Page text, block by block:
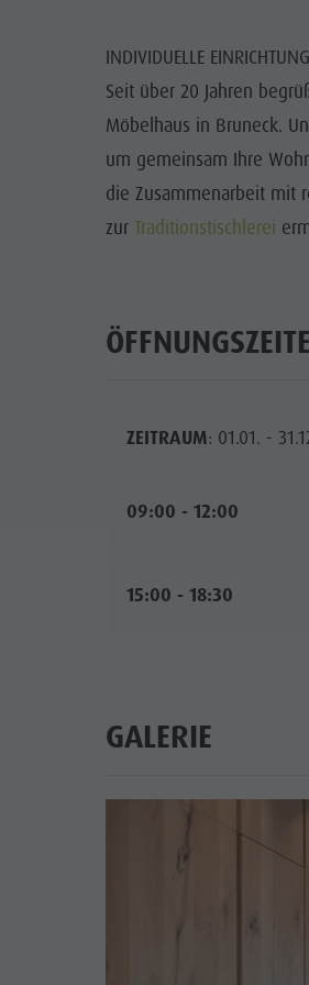
Schwimmen
Tourenübersicht
Katalogservice
Ortstaxe
Urlaub mit Hund
Pilze sammeln
INDIVIDUELLE
Seit über 20 Jahren
Möbelhaus in Bruneck.
um gemeinsam Ihre
die Zusammenarbeit mit
zur Traditionstischlerei
ZEITRAUM: 01.01. -
09:00 - 12:00
15:00 - 18:30
GALERIE